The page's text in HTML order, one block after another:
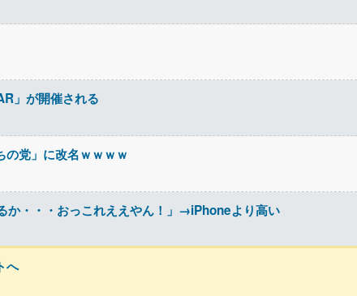
」が開催される
の党」に改名ｗｗｗｗ
か・・・おっこれええやん！」→iPhoneより高い
へ